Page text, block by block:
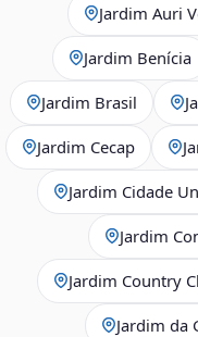
Jardim Auri
Jardim Benícia
Jardim Brasil
Jardim Cecap
Jardim Cidade
Jardim
Jardim Country
Jardim da